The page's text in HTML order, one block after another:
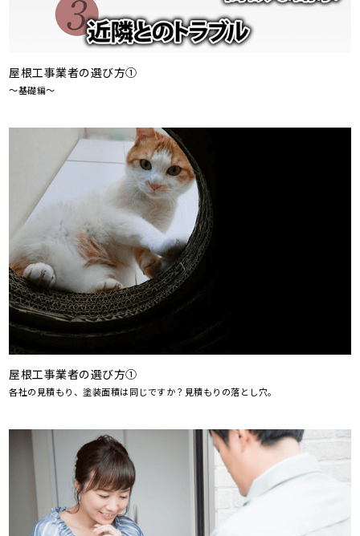
屋根工事業者の選び方①
～基礎編～
屋根工事業者の選び方①
各社の見積もり、塗装面積は同じですか？見積もりの落とし穴。